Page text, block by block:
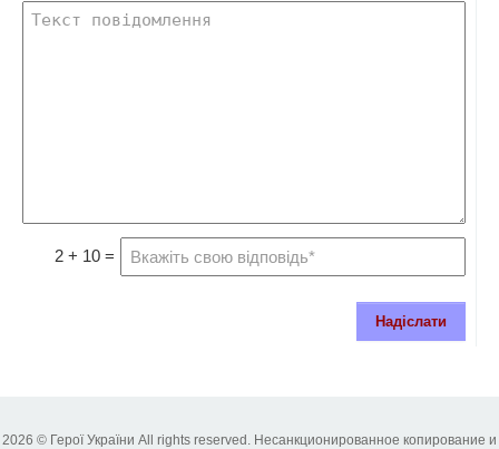
2 + 10 =
Надіслати
2026 © Герої України All rights reserved. Несанкционированное копирование и